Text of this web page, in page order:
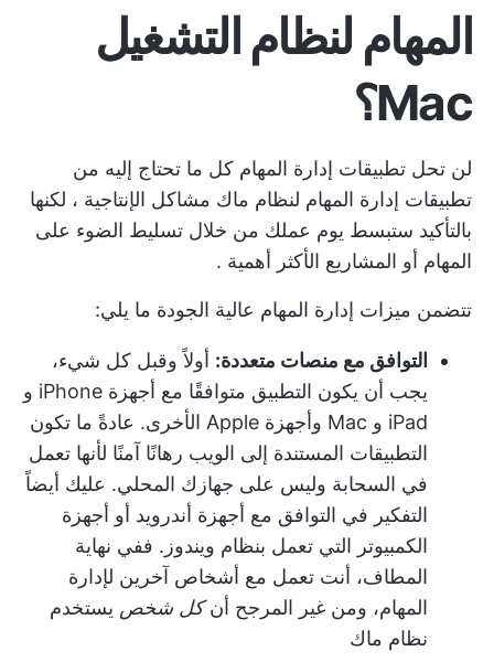
المهام لنظام التشغيل
Mac؟
لن تحل تطبيقات إدارة المهام كل ما تحتاج إليه من
تطبيقات إدارة المهام لنظام ماك مشاكل الإنتاجية ، لكنها
بالتأكيد ستبسط يوم عملك من خلال تسليط الضوء على
المهام أو المشاريع الأكثر أهمية .
تتضمن ميزات إدارة المهام عالية الجودة ما يلي:
التوافق مع منصات متعددة: أولاً وقبل كل شيء،
يجب أن يكون التطبيق متوافقًا مع أجهزة iPhone و
iPad و Mac وأجهزة Apple الأخرى. عادةً ما تكون
التطبيقات المستندة إلى الويب رهانًا آمنًا لأنها تعمل
في السحابة وليس على جهازك المحلي. عليك أيضاً
التفكير في التوافق مع أجهزة أندرويد أو أجهزة
الكمبيوتر التي تعمل بنظام ويندوز. ففي نهاية
المطاف، أنت تعمل مع أشخاص آخرين لإدارة
المهام، ومن غير المرجح أنكل شخص يستخدم
نظام ماك